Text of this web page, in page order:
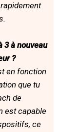
3 à nouveau
?
en fonction
que tu
de
est capable
ce